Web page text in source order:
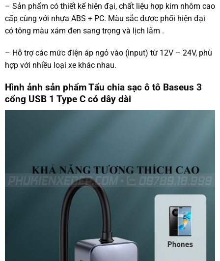
– Sản phẩm có thiết kế hiện đại, chất liệu hợp kim nhôm cao
cấp cùng với nhựa ABS + PC. Màu sắc được phối hiện đại
có tông màu xám đen sang trọng và lịch lãm .
– Hỗ trợ các mức điện áp ngỏ vào (input) từ 12V – 24V, phù
hợp với nhiều loại xe khác nhau.
Hình ảnh sản phẩm Tẩu chia sạc ô tô Baseus 3
cổng USB 1 Type C có dây dài